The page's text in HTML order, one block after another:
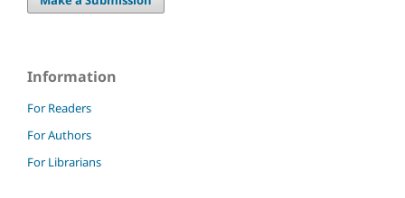
Information
For Readers
For Authors
For Librarians